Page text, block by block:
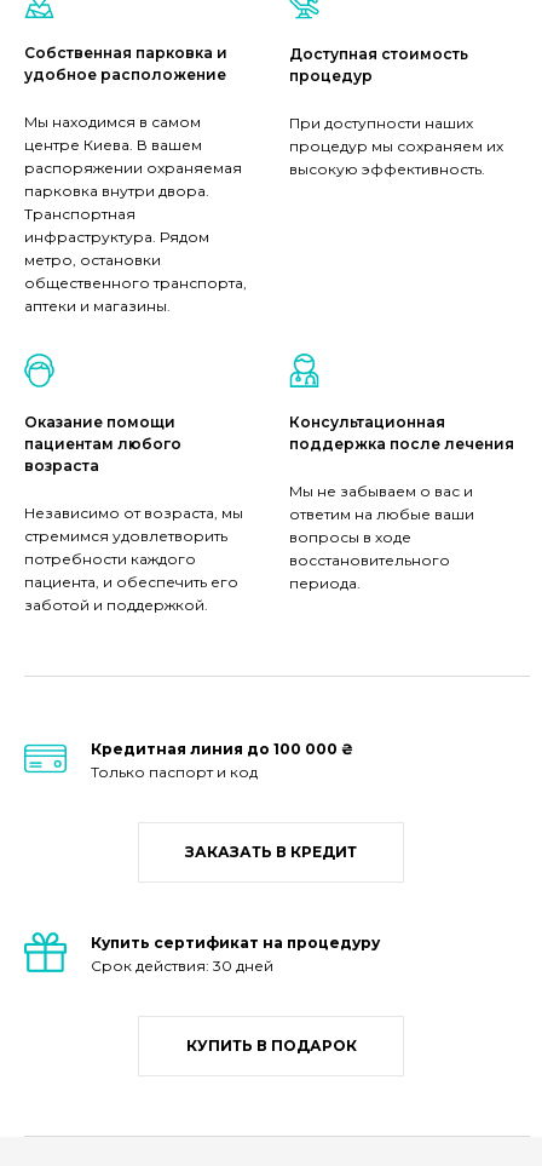
Собственная парковка и
удобное расположение
Мы находимся в самом
центре Киева. В вашем
распоряжении охраняемая
парковка внутри двора.
Транспортная
инфраструктура. Рядом
метро, остановки
общественного транспорта,
аптеки и магазины.
Доступная стоимость
процедур
При доступности наших
процедур мы сохраняем их
высокую эффективность.
Оказание помощи
пациентам любого
возраста
Независимо от возраста, мы
стремимся удовлетворить
потребности каждого
пациента, и обеспечить его
заботой и поддержкой.
Консультационная
поддержка после лечения
Мы не забываем о вас и
ответим на любые ваши
вопросы в ходе
восстановительного
периода.
Кредитная линия до 100 000 ₴
Только паспорт и код
ЗАКАЗАТЬ В КРЕДИТ
Купить сертификат на процедуру
Срок действия: 30 дней
КУПИТЬ В ПОДАРОК